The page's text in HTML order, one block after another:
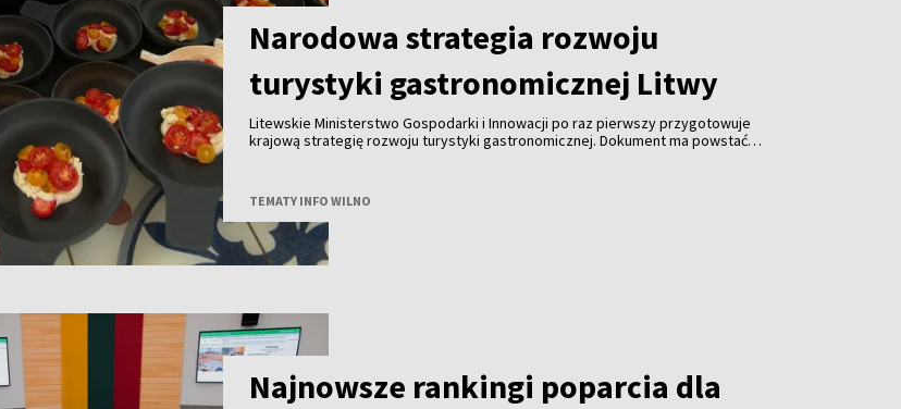
Narodowa strategia rozwoju
turystyki gastronomicznej Litwy
Litewskie Ministerstwo Gospodarki i Innowacji po raz pierwszy przygotowuje
krajową strategię rozwoju turystyki gastronomicznej. Dokument ma powstać
gałęzi litewskiej turystyki, zwiększenie jej konkurencyjności i promocja kraju za
granicą.
TEMATY INFO WILNO
Najnowsze rankingi poparcia dla